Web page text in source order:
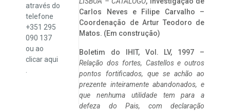
através do
telefone
+351 295
090 137
ou ao
clicaraqui
Carlos Neves e Filipe Carvalho –
Coordenação de Artur Teodoro de
Matos. (Em construção)
Boletim do IHIT, Vol. LV, 1997 –
Relação dos fortes, Castellos e outros
pontos fortificados, que se achão ao
prezente inteiramente abandonados, e
que nenhuma utilidade tem para a
defeza do Pais, com declaração